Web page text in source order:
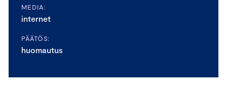
MEDIA:
internet
PÄÄTÖS:
huomautus